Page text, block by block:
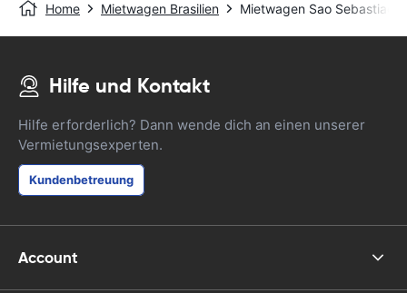
Home Mietwagen Brasilien Mietwagen Sao Sebastiao -
Hilfe und Kontakt
Hilfe erforderlich? Dann wende dich an einen unserer
Vermietungsexperten.
Kundenbetreuung
Account